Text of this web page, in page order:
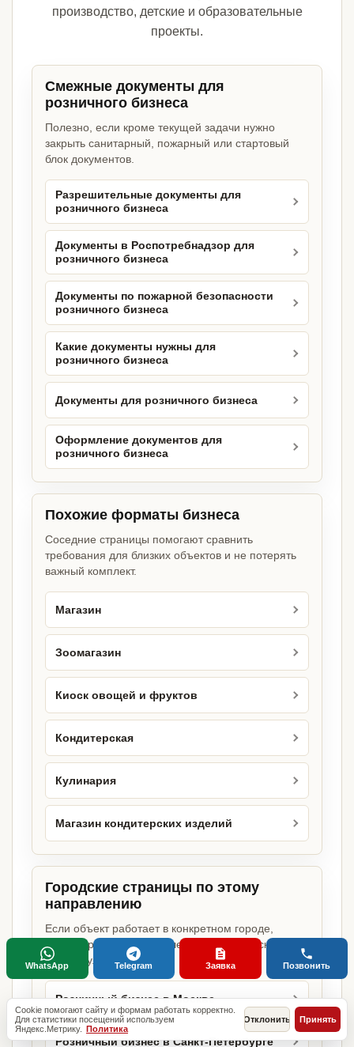
производство, детские и образовательные
проекты.
Смежные документы для
розничного бизнеса
Полезно, если кроме текущей задачи нужно
закрыть санитарный, пожарный или стартовый
блок документов.
Разрешительные документы для
розничного бизнеса
Документы в Роспотребнадзор для
розничного бизнеса
Документы по пожарной безопасности
розничного бизнеса
Какие документы нужны для
розничного бизнеса
Документы для розничного бизнеса
Оформление документов для
розничного бизнеса
Похожие форматы бизнеса
Соседние страницы помогают сравнить
требования для близких объектов и не потерять
важный комплект.
Магазин
Зоомагазин
Киоск овощей и фруктов
Кондитерская
Кулинария
Магазин кондитерских изделий
Городские страницы по этому
направлению
Если объект работает в конкретном городе,
можно сразу открыть релевантную городскую
страницу.
Розничный бизнес в Москве
Розничный бизнес в Санкт-Петербурге
Cookie помогают сайту и формам работать корректно.
Для статистики посещений используем
Яндекс.Метрику. Политика
Отклонить Принять
WhatsApp Telegram Заявка Позвонить